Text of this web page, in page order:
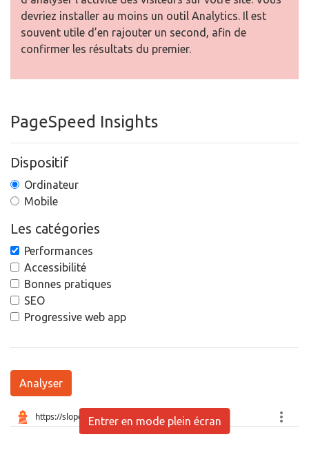
devriez installer au moins un outil Analytics. Il est
souvent utile d’en rajouter un second, afin de
confirmer les résultats du premier.
PageSpeed Insights
Dispositif
Ordinateur
Mobile
Les catégories
Performances
Accessibilité
Bonnes pratiques
SEO
Progressive web app
Analyser
Entrer en mode plein écran